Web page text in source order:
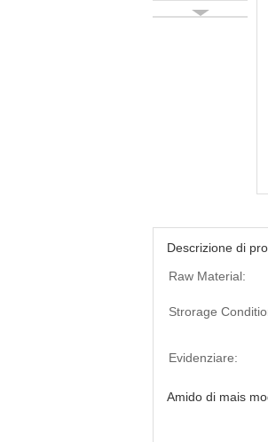
Descrizione di
Raw Material:
Strorage
Evidenziare:
Amido di mais